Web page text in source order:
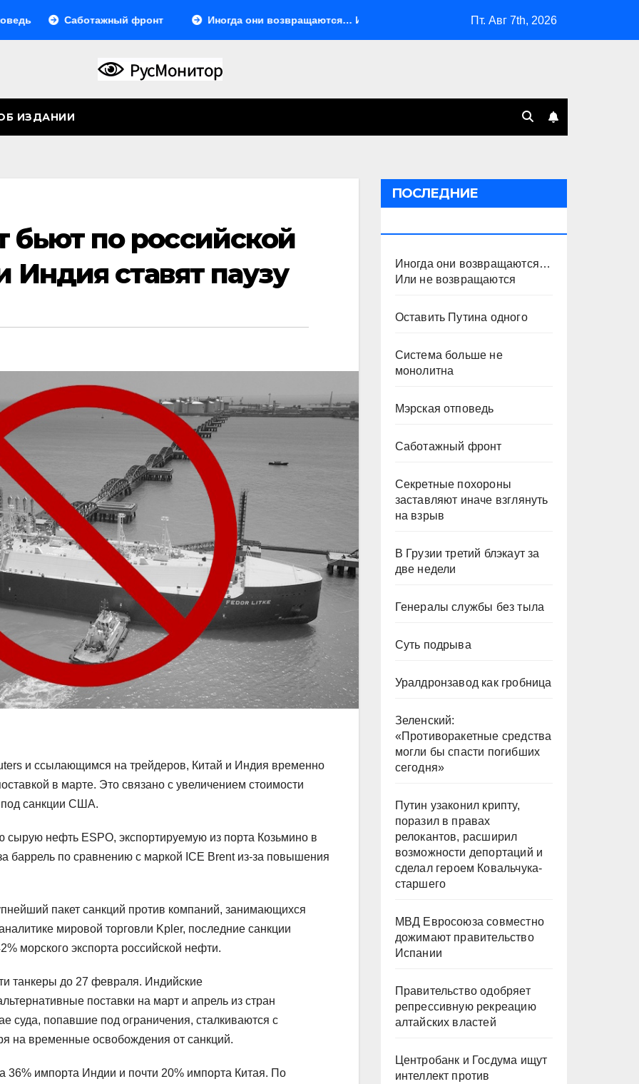
Саботажный фронт Иногда они возвращаются… Или не возвращаются Оставить Путина одного
Пт. Авг 7th, 2026
ИЗДАНИИ
бьют по российской
Индия ставят паузу
и ссылающимся на трейдеров, Китай и Индия временно
в марте. Это связано с увеличением стоимости
под санкции США.
сырую нефть ESPO, экспортируемую из порта Козьмино в
баррель по сравнению с маркой ICE Brent из-за повышения
пакет санкций против компаний, занимающихся
мировой торговли Kpler, последние санкции
морского экспорта российской нефти.
танкеры до 27 февраля. Индийские
поставки на март и апрель из стран
суда, попавшие под ограничения, сталкиваются с
на временные освобождения от санкций.
36% импорта Индии и почти 20% импорта Китая. По
ПОСЛЕДНИЕ
Иногда они возвращаются…
Или не возвращаются
Оставить Путина одного
Система больше не
монолитна
Мэрская отповедь
Саботажный фронт
Секретные похороны
заставляют иначе взглянуть
на взрыв
В Грузии третий блэкаут за
две недели
Генералы службы без тыла
Суть подрыва
Уралдронзавод как гробница
Зеленский:
«Противоракетные средства
могли бы спасти погибших
сегодня»
Путин узаконил крипту,
поразил в правах
релокантов, расширил
возможности депортаций и
сделал героем Ковальчука-
старшего
МВД Евросоюза совместно
дожимают правительство
Испании
Правительство одобряет
репрессивную рекреацию
алтайских властей
Центробанк и Госдума ищут
интеллект против